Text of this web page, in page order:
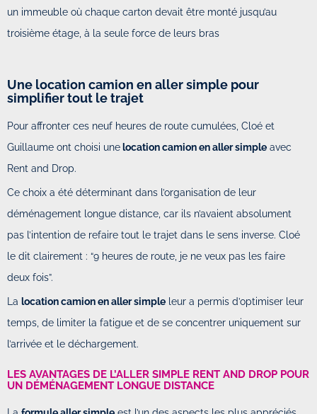
un immeuble où chaque carton devait être monté jusqu’au
troisième étage, à la seule force de leurs bras
Une location camion en aller simple pour
simplifier tout le trajet
Pour affronter ces neuf heures de route cumulées, Cloé et
Guillaume ont choisi une location camion en aller simple avec
Rent and Drop.
Ce choix a été déterminant dans l’organisation de leur
déménagement longue distance, car ils n’avaient absolument
pas l’intention de refaire tout le trajet dans le sens inverse. Cloé
le dit clairement : “9 heures de route, je ne veux pas les faire
deux fois”.
La location camion en aller simple leur a permis d’optimiser leur
temps, de limiter la fatigue et de se concentrer uniquement sur
l’arrivée et le déchargement.
LES AVANTAGES DE L’ALLER SIMPLE RENT AND DROP POUR
UN DÉMÉNAGEMENT LONGUE DISTANCE